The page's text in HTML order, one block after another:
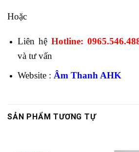
Hoặc
Liên hệ Hotline:
và tư vấn
Website : Âm Thanh AHK
SẢN PHẨM TƯƠNG TỰ